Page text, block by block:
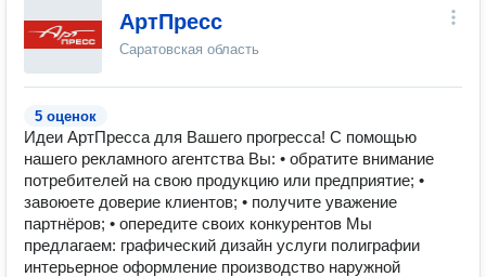
АртПресс
Саратовская область
5 оценок
Идеи АртПресса для Вашего прогресса! С помощью
нашего рекламного агентства Вы: • обратите внимание
потребителей на свою продукцию или предприятие; •
завоюете доверие клиентов; • получите уважение
партнёров; • опередите своих конкурентов Мы
предлагаем: графический дизайн услуги полиграфии
интерьерное оформление производство наружной